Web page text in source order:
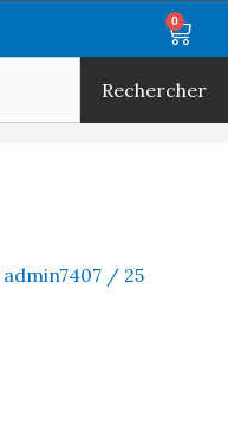
0
Rechercher
admin7407 / 25